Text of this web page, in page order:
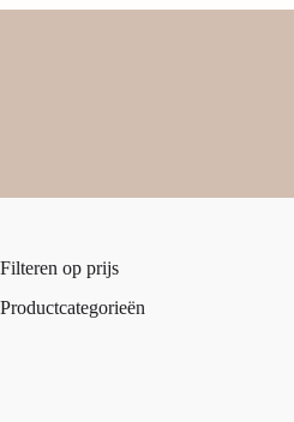
Filteren op prijs
Productcategorieën